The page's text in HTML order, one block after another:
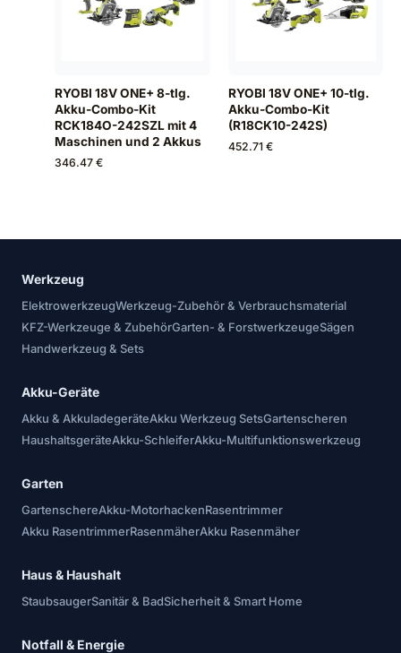
RYOBI 18V ONE+ 8-tlg.
Akku-Combo-Kit
RCK184O-242SZL mit 4
Maschinen und 2 Akkus
346.47 €
RYOBI 18V ONE+ 10-tlg.
Akku-Combo-Kit
(R18CK10-242S)
452.71 €
Werkzeug
ElektrowerkzeugWerkzeug-Zubehör & Verbrauchsmaterial
KFZ-Werkzeuge & ZubehörGarten- & ForstwerkzeugeSägen
Handwerkzeug & Sets
Akku-Geräte
Akku & AkkuladegeräteAkku Werkzeug SetsGartenscheren
HaushaltsgeräteAkku-SchleiferAkku-Multifunktionswerkzeug
Garten
GartenschereAkku-MotorhackenRasentrimmer
Akku RasentrimmerRasenmäherAkku Rasenmäher
Haus & Haushalt
StaubsaugerSanitär & BadSicherheit & Smart Home
Notfall & Energie